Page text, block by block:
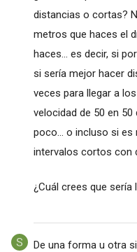
distancias o cortas?
metros que haces el
haces... es decir, si
si sería mejor hacer
veces para llegar a
velocidad de 50 en
poco... o incluso si
intervalos cortos con
¿Cuál crees que sería
De una forma u otra